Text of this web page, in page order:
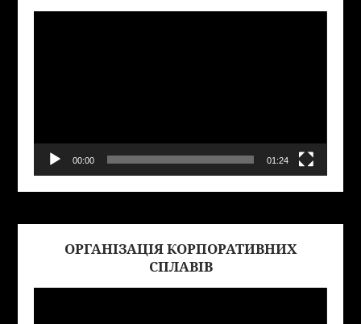
00:00 01:24
ОРГАНІЗАЦІЯ КОРПОРАТИВНИХ
СПЛАВІВ